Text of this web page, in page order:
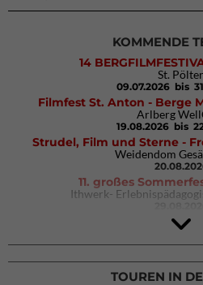
KOMMENDE
14
St.
09.07.2026 bis
Filmfest St. Anton - Berge
Arlberg
19.08.2026 bis
Strudel, Film und Sterne -
Weidendom
11. großes
Ithwerk-
Rock Master
Arco (IT)
02.10.2026bis
TOUREN IN